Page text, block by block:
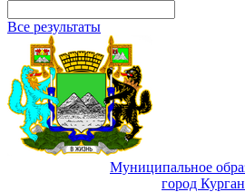
Все результаты
Муниципальное
город Курган